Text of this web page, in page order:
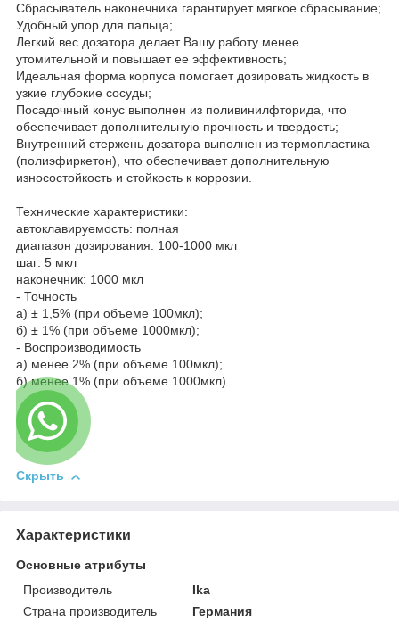
Сбрасыватель наконечника гарантирует мягкое сбрасывание;
Удобный упор для пальца;
Легкий вес дозатора делает Вашу работу менее
утомительной и повышает ее эффективность;
Идеальная форма корпуса помогает дозировать жидкость в
узкие глубокие сосуды;
Посадочный конус выполнен из поливинилфторида, что
обеспечивает дополнительную прочность и твердость;
Внутренний стержень дозатора выполнен из термопластика
(полиэфиркетон), что обеспечивает дополнительную
износостойкость и стойкость к коррозии.
Технические характеристики:
автоклавируемость: полная
диапазон дозирования: 100-1000 мкл
шаг: 5 мкл
наконечник: 1000 мкл
- Точность
а) ± 1,5% (при объеме 100мкл);
б) ± 1% (при объеме 1000мкл);
- Воспроизводимость
а) менее 2% (при объеме 100мкл);
б) менее 1% (при объеме 1000мкл).
Скрыть
Характеристики
Основные атрибуты
Производитель
Ika
Страна производитель
Германия